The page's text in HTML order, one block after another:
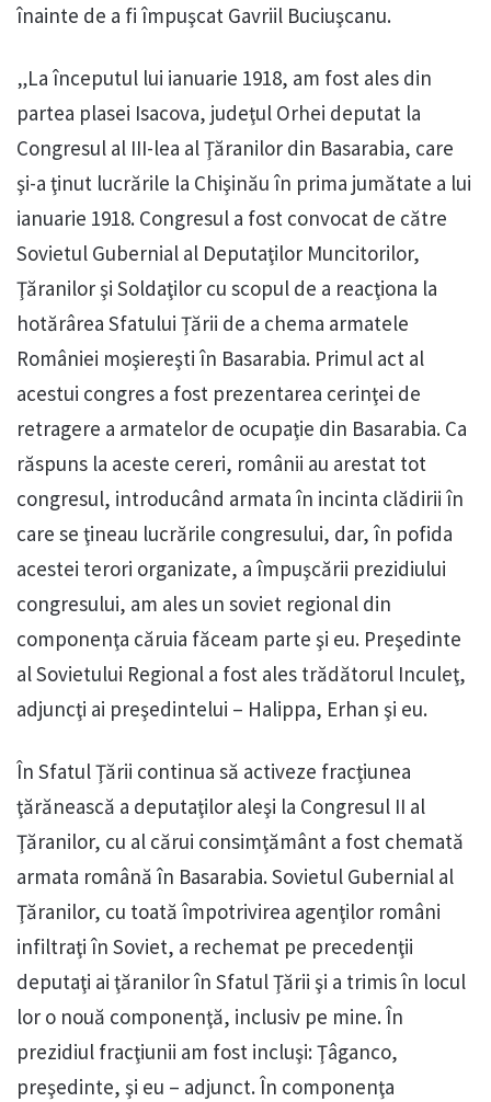
înainte de a fi împuşcat Gavriil Buciuşcanu.
„La începutul lui ianuarie 1918, am fost ales din
partea plasei Isacova, judeţul Orhei deputat la
Congresul al III-lea al Ţăranilor din Basarabia, care
şi-a ţinut lucrările la Chişinău în prima jumătate a lui
ianuarie 1918. Congresul a fost convocat de către
Sovietul Gubernial al Deputaţilor Muncitorilor,
Ţăranilor şi Soldaţilor cu scopul de a reacţiona la
hotărârea Sfatului Ţării de a chema armatele
României moşiereşti în Basarabia. Primul act al
acestui congres a fost prezentarea cerinţei de
retragere a armatelor de ocupaţie din Basarabia. Ca
răspuns la aceste cereri, românii au arestat tot
congresul, introducând armata în incinta clădirii în
care se ţineau lucrările congresului, dar, în pofida
acestei terori organizate, a împuşcării prezidiului
congresului, am ales un soviet regional din
componenţa căruia făceam parte şi eu. Preşedinte
al Sovietului Regional a fost ales trădătorul Inculeţ,
adjuncţi ai preşedintelui – Halippa, Erhan şi eu.
În Sfatul Ţării continua să activeze fracţiunea
ţărănească a deputaţilor aleşi la Congresul II al
Ţăranilor, cu al cărui consimţământ a fost chemată
armata română în Basarabia. Sovietul Gubernial al
Ţăranilor, cu toată împotrivirea agenţilor români
infiltraţi în Soviet, a rechemat pe precedenţii
deputaţi ai ţăranilor în Sfatul Ţării şi a trimis în locul
lor o nouă componenţă, inclusiv pe mine. În
prezidiul fracţiunii am fost incluşi: Ţâganco,
preşedinte, şi eu – adjunct. În componenţa